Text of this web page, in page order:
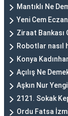
Mantıklı Ne
Yeni Cem
Ziraat Bankası
Robotlar nasıl
Konya
Açılış Ne
Aşkın Nur
2121. Sokak
Ordu Fatsa